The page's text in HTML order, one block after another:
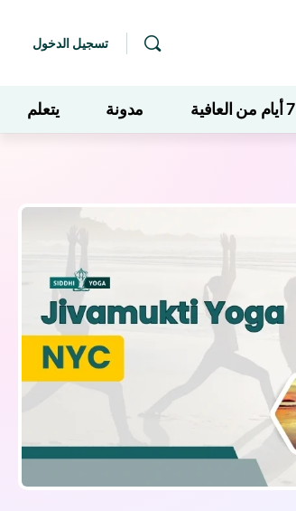
تسجيل الدخول
7 أيام من العافية مدونة يتعلم